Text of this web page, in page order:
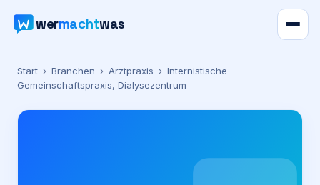
wermachtwas
Verzeichnis
Karte
Start › Branchen › Arztpraxis › Internistische
Gemeinschaftspraxis, Dialysezentrum